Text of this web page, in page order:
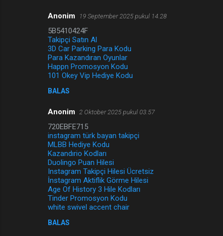
Anonim 19 September 2025 pukul 14.28
5B5410424F
Takipçi Satın Al
3D Car Parking Para Kodu
Para Kazandıran Oyunlar
Happn Promosyon Kodu
101 Okey Vip Hediye Kodu
BALAS
Anonim 2 Oktober 2025 pukul 03.57
720EBFE715
instagram türk bayan takipçi
MLBB Hediye Kodu
Kazandırio Kodları
Duolingo Puan Hilesi
Instagram Takipçi Hilesi Ücretsiz
İnstagram Aktiflik Görme Hilesi
Age Of History 3 Hile Kodları
Tinder Promosyon Kodu
white swivel accent chair
BALAS